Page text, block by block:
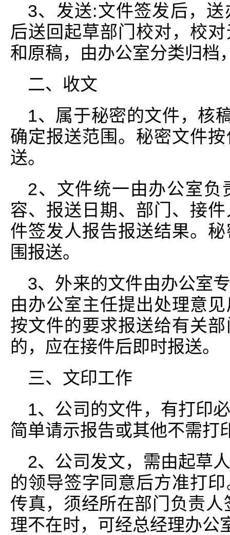
3、发送:文件签发后，
后送回起草部门校对，校
和原稿，由办公室分类归档
二、收文
1、属于秘密的文件，核
确定报送范围。秘密文件
送。
2、文件统一由办公室负
容、报送日期、部门、接
件签发人报告报送结果。
围报送。
3、外来的文件由办公室
由办公室主任提出处理意
按文件的要求报送给有关
的，应在接件后即时报送。
三、文印工作
1、公司的文件，有打印
简单请示报告或其他不需打
2、公司发文，需由起草
的领导签字同意后方准打
传真，须经所在部门负责
理不在时，可经总经理办公